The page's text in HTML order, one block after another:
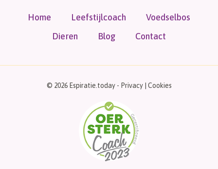
Home Leefstijlcoach
Voedselbos
Dieren
Blog Contact
© 2026 Espiratie.today - Privacy| Cookies